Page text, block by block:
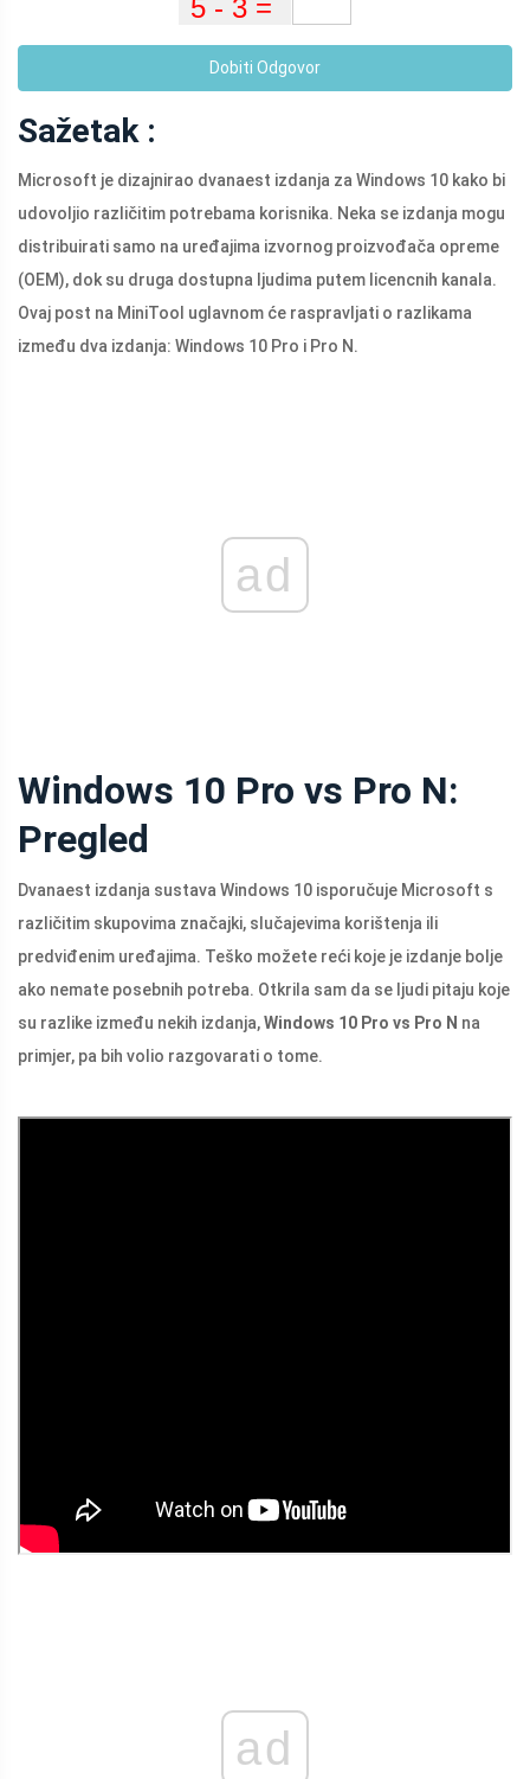
Dobiti Odgovor
Sažetak :
Microsoft je dizajnirao dvanaest izdanja za Windows 10 kako bi
udovoljio različitim potrebama korisnika. Neka se izdanja mogu
distribuirati samo na uređajima izvornog proizvođača opreme
(OEM), dok su druga dostupna ljudima putem licencnih kanala.
Ovaj post na MiniTool uglavnom će raspravljati o razlikama
između dva izdanja: Windows 10 Pro i Pro N.
ad
Windows 10 Pro vs Pro N:
Pregled
Dvanaest izdanja sustava Windows 10 isporučuje Microsoft s
različitim skupovima značajki, slučajevima korištenja ili
predviđenim uređajima. Teško možete reći koje je izdanje bolje
ako nemate posebnih potreba. Otkrila sam da se ljudi pitaju koje
su razlike između nekih izdanja,Windows 10 Pro vs Pro N na
primjer, pa bih volio razgovarati o tome.
ad